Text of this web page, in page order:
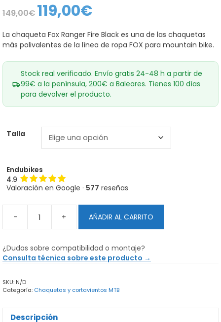
149,00€
El
precio
era:
149,00€.
119,00€El
precio
es:
119,00€.
La chaqueta Fox Ranger Fire Black es una de las chaquetas
más polivalentes de la línea de ropa FOX para mountain bike.
Stock real verificado. Envío gratis 24-48 h a partir de
99€ a la península, 200€ a Baleares. Tienes 100 días
para devolver el producto.
Talla
Endubikes
4.9
Valoración en Google · 577 reseñas
-
Chaqueta
Fox
Fire
Black
+ AÑADIR AL CARRITO
¿Dudas sobre compatibilidad o montaje?
Consulta técnica sobre este producto →
SKU: N/D
Categoría: Chaquetas y cortavientos MTB
Descripción